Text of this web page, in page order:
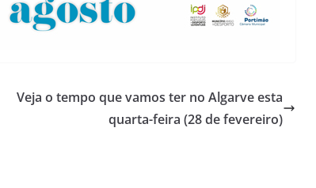
Veja o tempo que vamos ter no Algarve esta
quarta-feira (28 de fevereiro)